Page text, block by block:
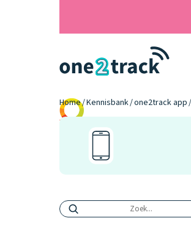
Home Kennisbank one2track app